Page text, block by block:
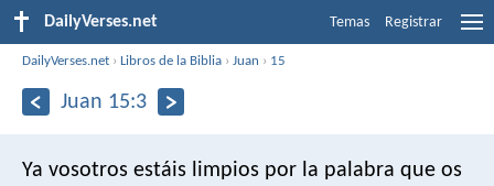
DailyVerses.net Temas Registrar
DailyVerses.net ›Libros de la Biblia ›Juan › 15
Juan 15:3
Ya vosotros estáis limpios por la palabra que os